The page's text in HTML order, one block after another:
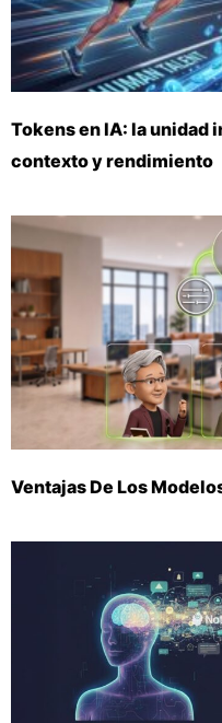
Tokens en IA: la unidad
contexto y rendimiento
Ventajas De Los